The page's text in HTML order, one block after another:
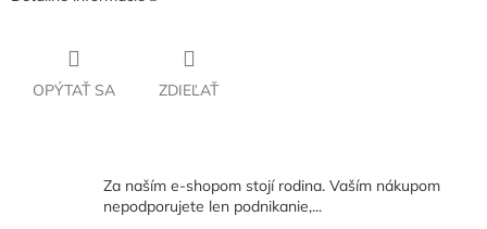
OPÝTAŤ SA ZDIEĽAŤ
Za naším e-shopom stojí rodina. Vaším nákupom
nepodporujete len podnikanie,...